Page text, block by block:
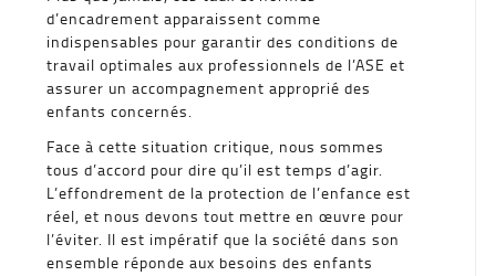
d’encadrement apparaissent comme
indispensables pour garantir des conditions de
travail optimales aux professionnels de l’ASE et
assurer un accompagnement approprié des
enfants concernés.
Face à cette situation critique, nous sommes
tous d’accord pour dire qu’il est temps d’agir.
L’effondrement de la protection de l’enfance est
réel, et nous devons tout mettre en œuvre pour
l’éviter. Il est impératif que la société dans son
ensemble réponde aux besoins des enfants